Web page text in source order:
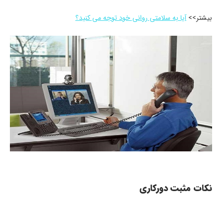
بیشتر>>آیا به سلامتی روانی خود توجه می کنید؟
نکات مثبت دورکاری